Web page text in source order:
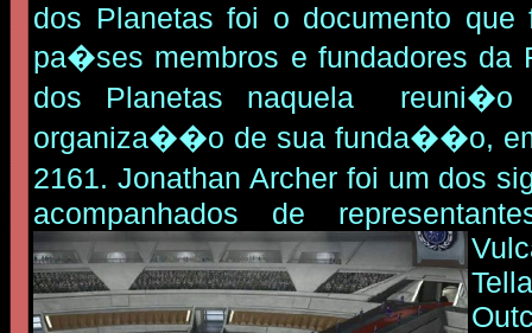
dos Planetas foi o documento que
pa�ses membros e fundadores
dos Planetas naquela reuni�o
organiza��o de sua funda��o,
2161. Jonathan Archer foi um dos
acompanhados de